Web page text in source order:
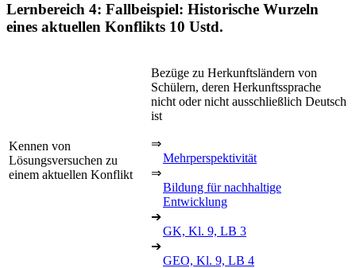
Lernbereich 4: Fallbeispiel: Historische Wurzeln
eines aktuellen Konflikts 10 Ustd.
Kennen von
Lösungsversuchen zu
einem aktuellen Konflikt
Bezüge zu Herkunftsländern von
Schülern, deren Herkunftssprache
nicht oder nicht ausschließlich Deutsch
ist
⇒
Mehrperspektivität
⇒
Bildung für nachhaltige
Entwicklung
➔
GK, Kl. 9, LB 3
➔
GEO, Kl. 9, LB 4